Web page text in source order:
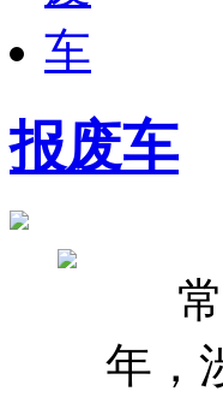
报废车
常
年，